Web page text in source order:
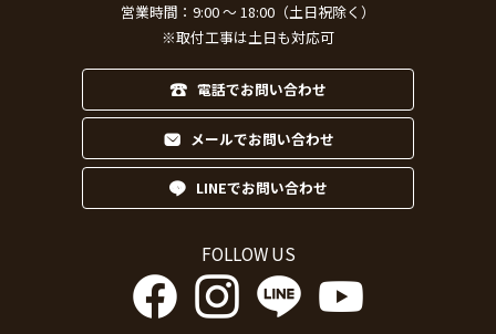
営業時間：9:00 ～ 18:00（土日祝除く）
※取付工事は土日も対応可
電話でお問い合わせ
メールでお問い合わせ
LINEでお問い合わせ
FOLLOW US